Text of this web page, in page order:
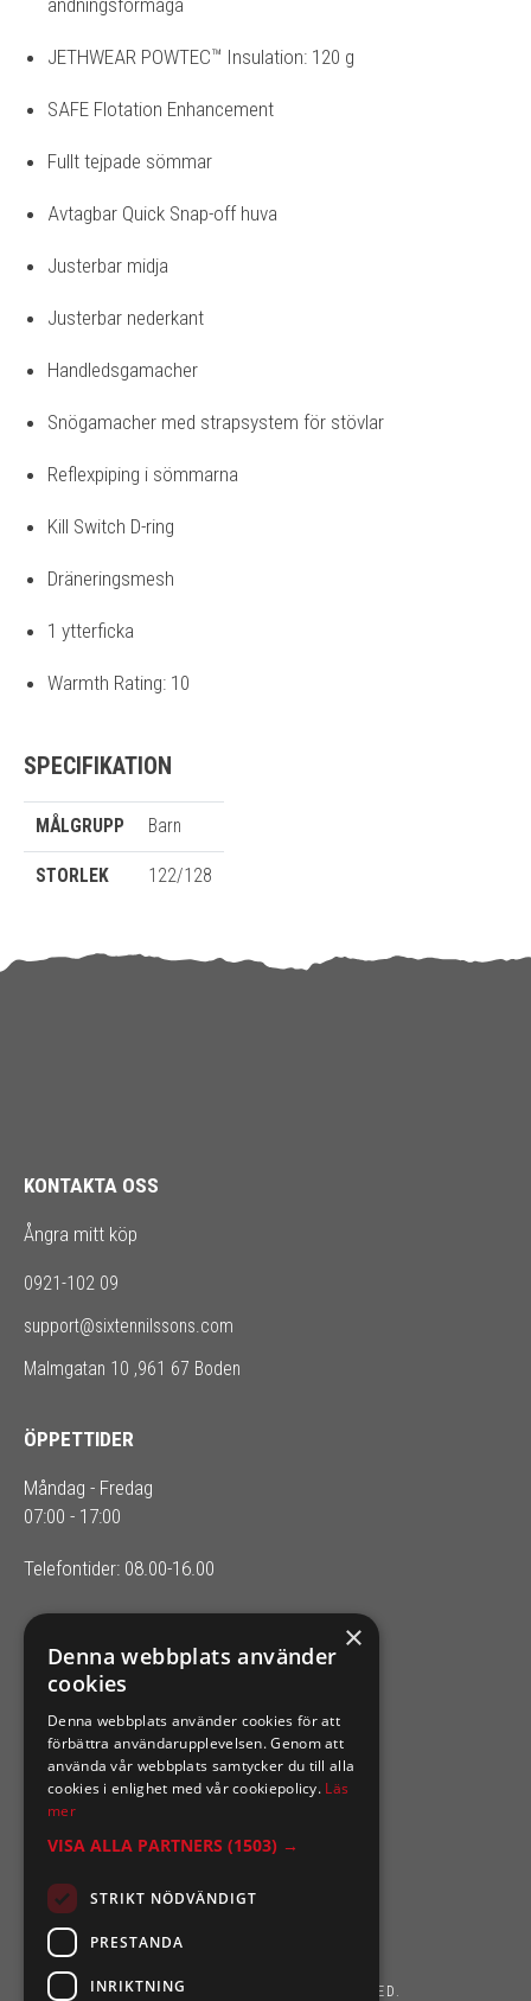
andningsförmåga
JETHWEAR POWTEC™ Insulation: 120 g
SAFE Flotation Enhancement
Fullt tejpade sömmar
Avtagbar Quick Snap-off huva
Justerbar midja
Justerbar nederkant
Handledsgamacher
Snögamacher med strapsystem för stövlar
Reflexpiping i sömmarna
Kill Switch D-ring
Dräneringsmesh
1 ytterficka
Warmth Rating: 10
SPECIFIKATION
MÅLGRUPP Barn
STORLEK 122/128
KONTAKTA OSS
Ångra mitt köp
0921-102 09
support@sixtennilssons.com
Malmgatan 10 ,961 67 Boden
ÖPPETTIDER
Måndag - Fredag
07:00 - 17:00
Telefontider: 08.00-16.00
SIXTEN NILSSONS
Organisationsnummer 556164-2652
SIXTEN NILSSONS 2026. ALL RIGHTS RESERVED.
×
Denna webbplats använder
cookies
Denna webbplats använder cookies för att
förbättra användarupplevelsen. Genom att
använda vår webbplats samtycker du till alla
cookies i enlighet med vår cookiepolicy. Läs
mer
VISA ALLA PARTNERS (1503) →
STRIKT NÖDVÄNDIGT
PRESTANDA
INRIKTNING